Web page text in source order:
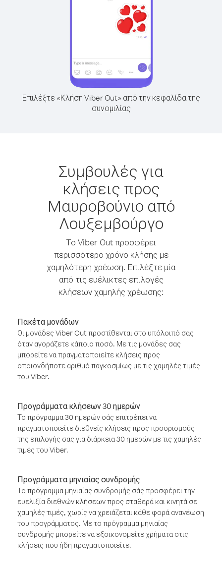
Επιλέξτε «Κλήση Viber Out» από την κεφαλίδα της
συνομιλίας
Συμβουλές για
κλήσεις προς
Μαυροβούνιο από
Λουξεμβούργο
Το Viber Out προσφέρει
περισσότερο χρόνο κλήσης με
χαμηλότερη χρέωση. Επιλέξτε μία
από τις ευέλικτες επιλογές
κλήσεων χαμηλής χρέωσης:
Πακέτα μονάδων
Οι μονάδες Viber Out προστίθενται στο υπόλοιπό σας
όταν αγοράζετε κάποιο ποσό. Με τις μονάδες σας
μπορείτε να πραγματοποιείτε κλήσεις προς
οποιονδήποτε αριθμό παγκοσμίως με τις χαμηλές τιμές
του Viber.
Προγράμματα κλήσεων 30 ημερών
Το πρόγραμμα 30 ημερών σάς επιτρέπει να
πραγματοποιείτε διεθνείς κλήσεις προς προορισμούς
της επιλογής σας για διάρκεια 30 ημερών με τις χαμηλές
τιμές του Viber.
Προγράμματα μηνιαίας συνδρομής
Το πρόγραμμα μηνιαίας συνδρομής σάς προσφέρει την
ευελιξία διεθνών κλήσεων προς σταθερά και κινητά σε
χαμηλές τιμές, χωρίς να χρειάζεται κάθε φορά ανανέωση
του προγράμματος. Με το πρόγραμμα μηνιαίας
συνδρομής μπορείτε να εξοικονομείτε χρήματα στις
κλήσεις που ήδη πραγματοποιείτε.